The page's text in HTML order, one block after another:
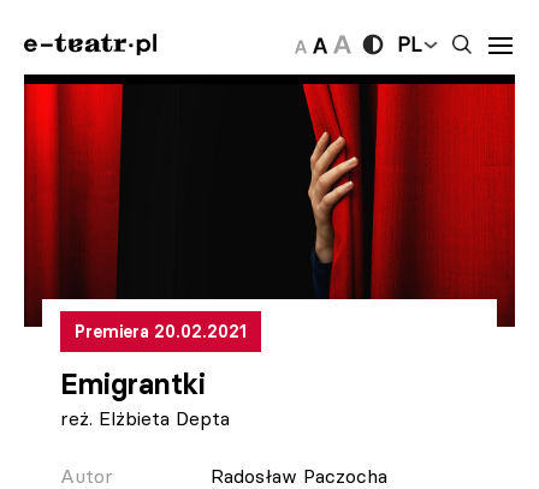
PL
Premiera 20.02.2021
Emigrantki
reż. Elżbieta Depta
Autor
Radosław Paczocha